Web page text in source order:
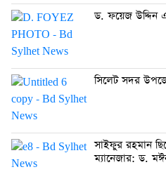
ড. ফয়েজ উদ্দিন
সিলেট সদর
সাইফুর রহমান
ম্যানেজার: ড.